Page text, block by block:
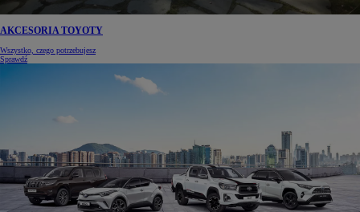
AKCESORIA TOYOTY
Wszystko, czego potrzebujesz
Sprawdź